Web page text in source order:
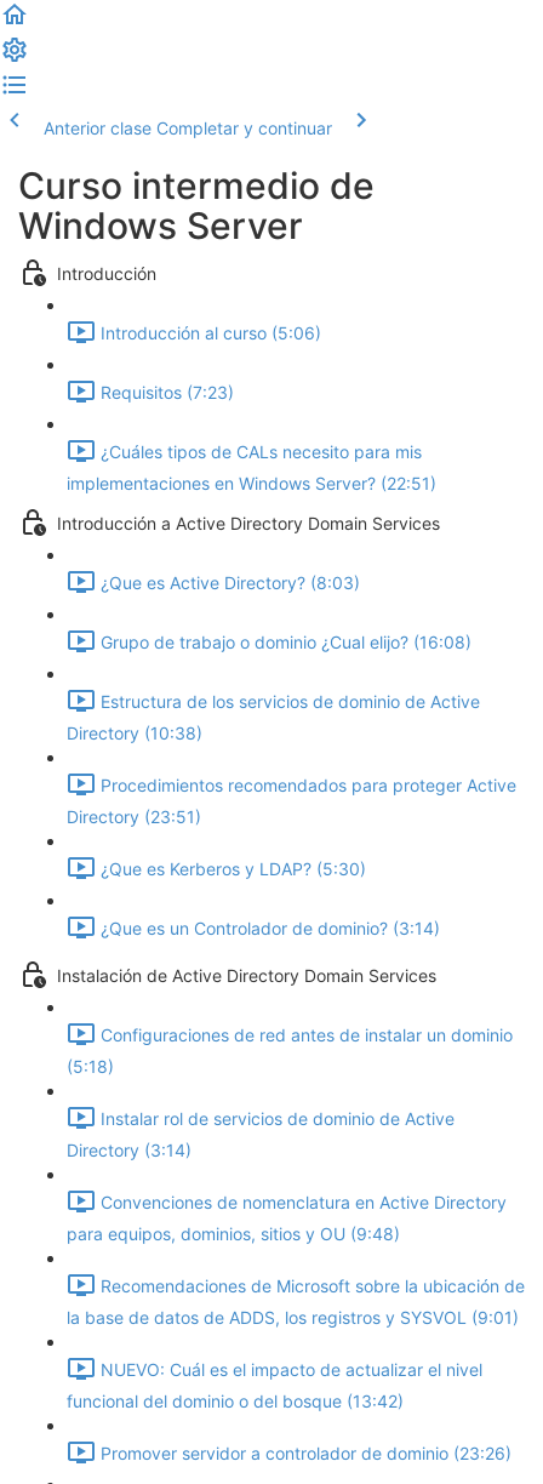
Anterior clase Completar y continuar
Curso intermedio de
Windows Server
Introducción
Introducción al curso (5:06)
Requisitos (7:23)
¿Cuáles tipos de CALs necesito para mis
implementaciones en Windows Server? (22:51)
Introducción a Active Directory Domain Services
¿Que es Active Directory? (8:03)
Grupo de trabajo o dominio ¿Cual elijo? (16:08)
Estructura de los servicios de dominio de Active
Directory (10:38)
Procedimientos recomendados para proteger Active
Directory (23:51)
¿Que es Kerberos y LDAP? (5:30)
¿Que es un Controlador de dominio? (3:14)
Instalación de Active Directory Domain Services
Configuraciones de red antes de instalar un dominio
(5:18)
Instalar rol de servicios de dominio de Active
Directory (3:14)
Convenciones de nomenclatura en Active Directory
para equipos, dominios, sitios y OU (9:48)
Recomendaciones de Microsoft sobre la ubicación de
la base de datos de ADDS, los registros y SYSVOL (9:01)
NUEVO: Cuál es el impacto de actualizar el nivel
funcional del dominio o del bosque (13:42)
Promover servidor a controlador de dominio (23:26)